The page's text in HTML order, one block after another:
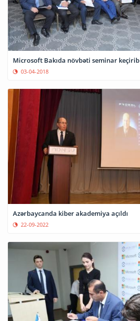
Microsoft Bakıda növbəti seminar keçirib
03-04-2018
Azərbaycanda kiber akademiya açıldı
22-09-2022